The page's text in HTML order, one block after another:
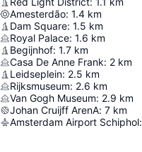
Amesterdão: 1.4 km
Dam Square: 1.5 km
Royal Palace: 1.6 km
Begijnhof: 1.7 km
Casa De Anne Frank: 2 km
Leidseplein: 2.5 km
Rijksmuseum: 2.6 km
Van Gogh Museum: 2.9 km
Johan Cruijff ArenA: 7 km
Amsterdam Airport Schiphol: